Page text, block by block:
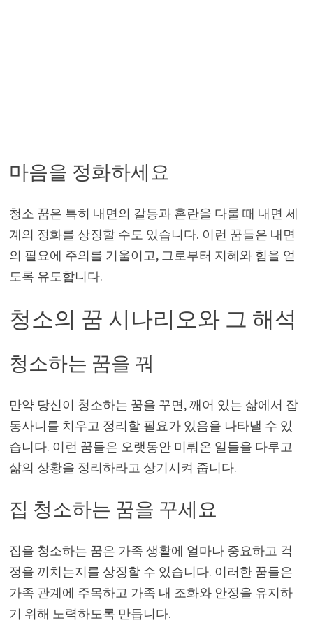
마음을 정화하세요
청소 꿈은 특히 내면의 갈등과 혼란을 다룰 때 내면 세
계의 정화를 상징할 수도 있습니다. 이런 꿈들은 내면
의 필요에 주의를 기울이고, 그로부터 지혜와 힘을 얻
도록 유도합니다.
청소의 꿈 시나리오와 그 해석
청소하는 꿈을 꿔
만약 당신이 청소하는 꿈을 꾸면, 깨어 있는 삶에서 잡
동사니를 치우고 정리할 필요가 있음을 나타낼 수 있
습니다. 이런 꿈들은 오랫동안 미뤄온 일들을 다루고
삶의 상황을 정리하라고 상기시켜 줍니다.
집 청소하는 꿈을 꾸세요
집을 청소하는 꿈은 가족 생활에 얼마나 중요하고 걱
정을 끼치는지를 상징할 수 있습니다. 이러한 꿈들은
가족 관계에 주목하고 가족 내 조화와 안정을 유지하
기 위해 노력하도록 만듭니다.